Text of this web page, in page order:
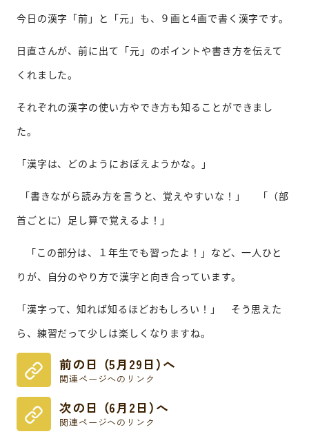
今日の漢字「前」と「元」も、９画と4画で書く漢字です。
日直さんが、前に出て「元」のポイントや書き方を伝えて
くれました。
それぞれの漢字の使い方やでき方も知ることができまし
た。
「漢字は、どのようにおぼえようかな。」
「書きながら読み方を言うと、覚えやすいな！」 「（部
首ごとに）足し算で覚えるよ！」
「この部分は、１年生でも習ったよ！」など、 一人ひと
りが、自分のやり方で漢字と向き合っています。
「漢字って、知れば知るほどおもしろい！」 そう思えた
ら、練習だって少しは楽しくなりますね。
前の日 （5月29日）へ
関連ページへのリンク
次の日 （6月2日）へ
関連ページへのリンク